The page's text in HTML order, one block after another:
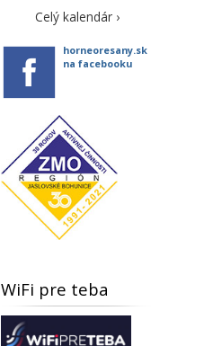
Celý kalendár ›
horneoresany.sk
na facebooku
WiFi pre teba